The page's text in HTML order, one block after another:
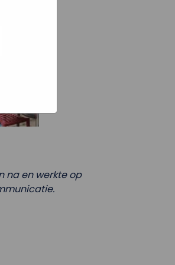
na en werkte op
Er
van